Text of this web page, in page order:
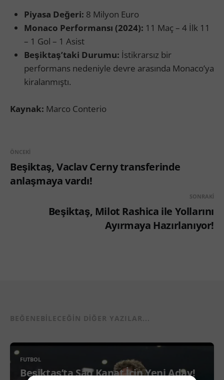
Piyasa Değeri: 8 Milyon Euro
Monaco Performansı (2024): 11 Maç – 4 İlk 11
– 1 Gol – 1 Asist
Beşiktaş’taki Durumu: İstikrarsız bir
performans nedeniyle devre arasında Monaco’ya
kiralanmıştı.
Kaynak: Marco Conterio
ÖNCEKI
Beşiktaş, Vaclav Cerny transferinde
anlaşmaya vardı!
SONRAKI
Beşiktaş, Milot Rashica ile Yollarını
Ayırmaya Hazırlanıyor!
BEĞENEBILECEĞIN DIĞER YAZILAR...
FUTBOL
Beşiktaş’ta Sağ Kanat İçin Yeni Aday!